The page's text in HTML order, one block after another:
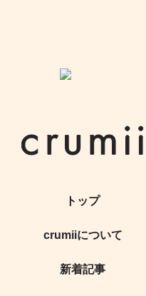
トップ
crumiiについて
新着記事